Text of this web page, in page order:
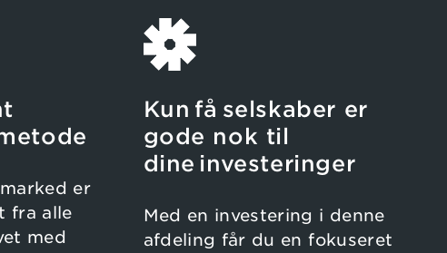
er
fra alle
med
Kun få selskaber er
gode nok til
dine investeringer
Med en investering i denne
afdeling får du en fokuseret